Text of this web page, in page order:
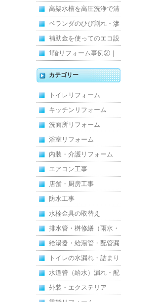
寒くて断熱ドアに交換し
ました
高架水槽を高圧洗浄で清
掃！衛生的な給水環境を
維持｜施工事例
ベランダのひび割れ・滲
みを解消！賃貸マンショ
ン防水工事
補助金を使ってのエコ設
備住宅リフォーム
1階リフォーム事例②｜
キッチン・床・収納を一
新し、扉新設で動線を整
えた全面改修
カテゴリー
トイレリフォーム
キッチンリフォーム
洗面所リフォーム
浴室リフォーム
内装・介護リフォーム
エアコン工事
店舗・厨房工事
防水工事
水栓金具の取替え
排水管・桝修繕（雨水・
汚水）
給湯器・給湯管・配管漏
れ
トイレの水漏れ・詰まり
水道管（給水）漏れ・配
管
外装・エクステリア